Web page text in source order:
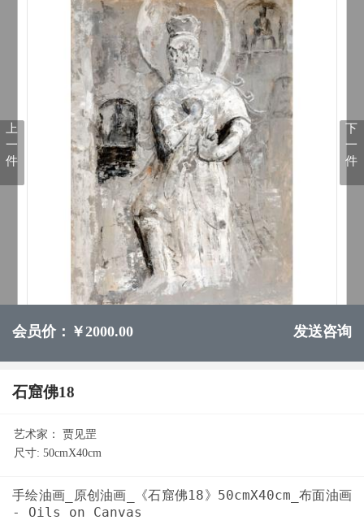
上
一
件
下
一
件
会员价：￥2000.00 发送咨询
石窟佛18
艺术家：
贾见罡
尺寸: 50cmX40cm
手绘油画_原创油画_《石窟佛18》50cmX40cm_布面油画